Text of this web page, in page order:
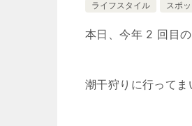
ライフスタイル
スポッ
本日、今年 2 回目の
潮干狩りに行ってま